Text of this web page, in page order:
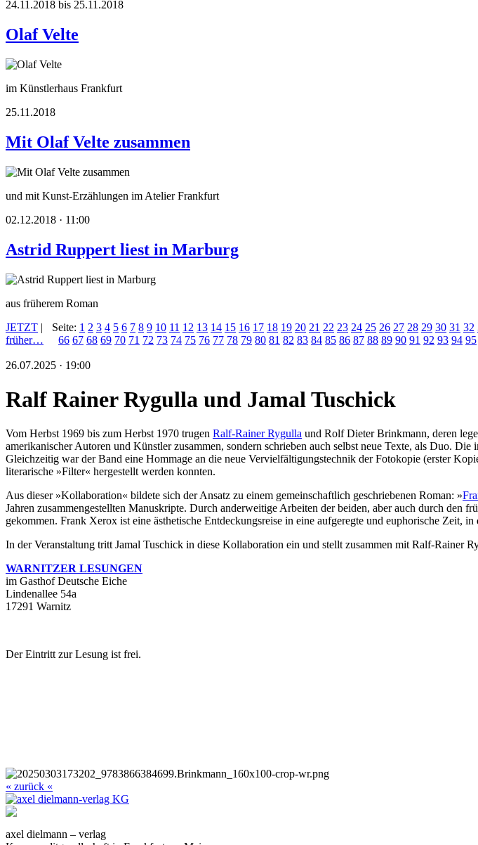
24.11.2018 bis 25.11.2018
Olaf Velte
im Künstlerhaus Frankfurt
25.11.2018
Mit Olaf Velte zusammen
und mit Kunst-Erzählungen im Atelier Frankfurt
02.12.2018 · 11:00
Astrid Ruppert liest in Marburg
aus früherem Roman
JETZT |
früher…
Seite: 1 2 3 4 5 6 7 8 9 10 11 12 13 14 15 16 17 18 19 20 21 22 23 24 25 26 27 28 29 30 31 32
66 67 68 69 70 71 72 73 74 75 76 77 78 79 80 81 82 83 84 85 86 87 88 89 90 91 92 93 94 95
26.07.2025 · 19:00
Ralf Rainer Rygulla und Jamal Tuschick
Vom Herbst 1969 bis zum Herbst 1970 trugen Ralf-Rainer Rygulla und Rolf Dieter Brinkmann, deren
amerikanischer Autoren und Künstler zusammen, sondern schrieben auch selbst neue Texte, als Duo.
Gleichzeitig war der Band eine Hommage an die neue Vervielfältigungstechnik der Fotokopie (erster
literarische »Filter« hergestellt werden konnten.
Aus dieser »Kollaboration« bildete sich der Ansatz zu einem gemeinschaftlich geschriebenen Roman: »
Jahren zusammengestellten Manuskripte. Durch anderweitige Arbeiten der beiden, aber auch durch
gekommen. Frank Xerox ist eine ästhetische Entdeckungsreise in eine aufgeregte und euphorische Zeit,
In der Veranstaltung tritt Jamal Tuschick in diese Kollaboration ein und stellt zusammen mit Ralf-Rainer
WARNITZER LESUNGEN
im Gasthof Deutsche Eiche
Lindenallee 54a
17291 Warnitz
Der Eintritt zur Lesung ist frei.
« zurück «
axel dielmann – verlag